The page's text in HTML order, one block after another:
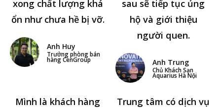
xong chất lượng khá
ổn như chưa hề bị vỡ.
Anh Huy
Trưởng phòng bán
hàng CenGroup
sau sẽ tiếp tục ủng
hộ và giới thiệu
người quen.
Anh Trung
Chủ Khách Sạn
Aquarius Hà Nội
Mình là khách hàng
Trung tâm có dịch vụ